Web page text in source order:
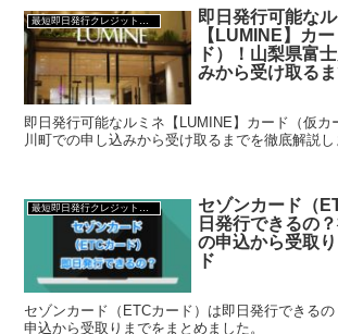
即日発行可能な
【LUMINE】カ
ド）！山梨県富
みから受け取る
即日発行可能なルミネ【LUMINE】カード（仮カ
川町での申し込みから受け取るまでを徹底解説し
最短即日発行クレジットカード
セゾンカード（
日発行できるの
の申込から受取
ド
セゾンカード（ETCカード）は即日発行できる
申込から受取りまでをまとめました。